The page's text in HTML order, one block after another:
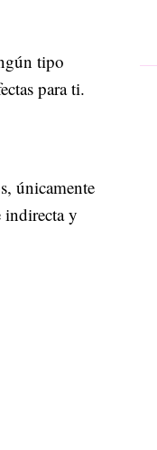
tipo
para ti.
únicamente
indirecta y